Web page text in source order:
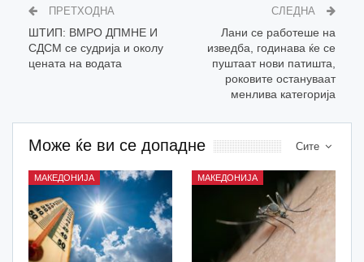
ПРЕТХОДНА
ШТИП: ВМРО ДПМНЕ И
СДСМ се судрија и околу
цената на водата
СЛЕДНА
Лани се работеше на
изведба, годинава ќе се
пуштаат нови патишта,
роковите остануваат
менлива категорија
Сите
Може ќе ви се допадне
МАКЕДОНИЈА МАКЕДОНИЈА